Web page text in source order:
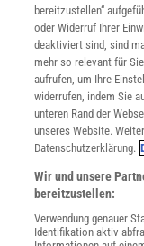
Datenschutz
Cookie-
Utiq verwalten
Nutzungsbasierte
Alle Artikel
Impressum
Angebote für
Angebote für
Sprachen lernen
Lexika
bereitzustellen“
oder Widerruf Ihrer
deaktiviert sind, sind
mehr so relevant für
aufrufen, um Ihre
widerrufen, indem Sie
unteren Rand der
unseres Website.
Datenschutzerklärung.
Wir und unsere
bereitzustellen:
Verwendung genauer
Identifikation aktiv